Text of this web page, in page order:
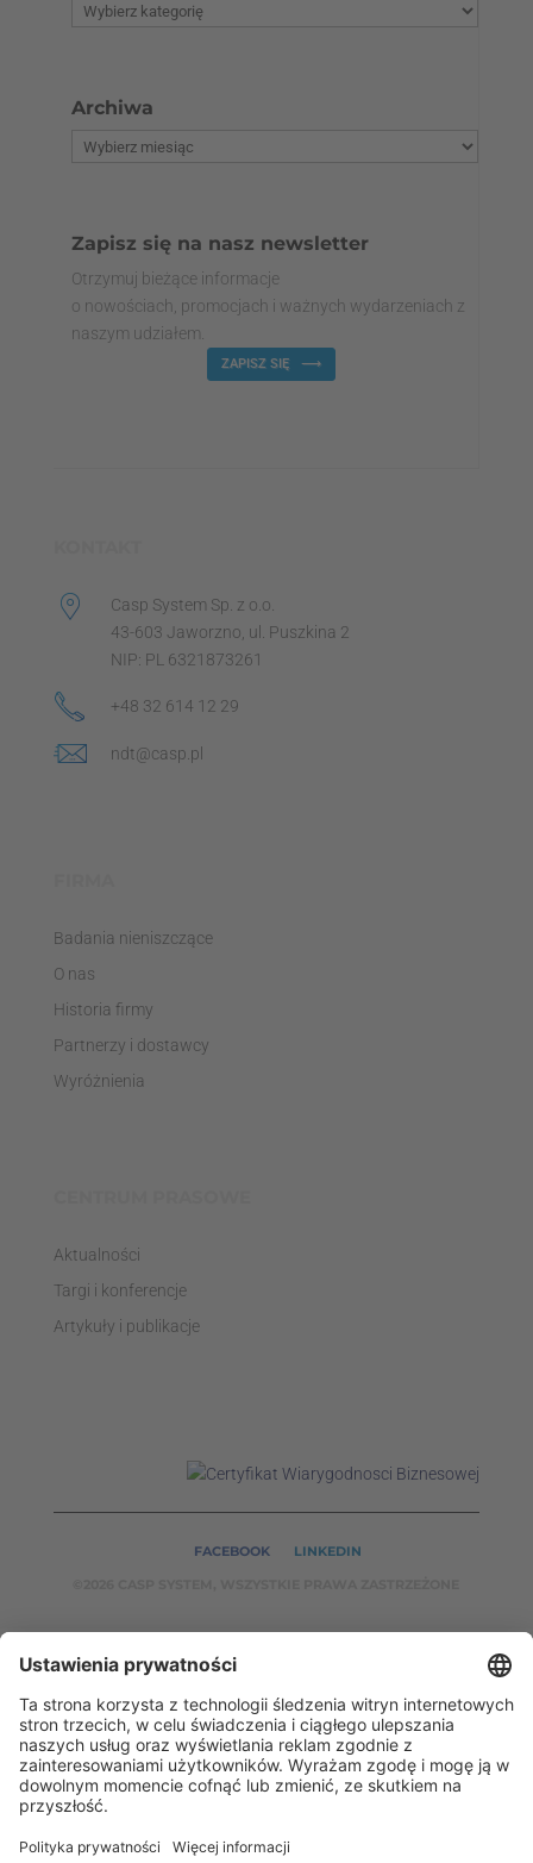
Archiwa
Zapisz się na nasz newsletter
Otrzymuj bieżące informacje
o nowościach, promocjach i ważnych wydarzeniach z
naszym udziałem.
ZAPISZ SIĘ
Casp System Sp. z o.o.
43-603 Jaworzno, ul. Puszkina 2
NIP: PL 6321873261
+48 32 614 12 29
ndt@casp.pl
Badania nieniszczące
O nas
Historia firmy
Partnerzy i dostawcy
Wyróżnienia
Aktualności
Targi i konferencje
Artykuły i publikacje
FACEBOOK
LINKEDIN
CASPSYSTEM.PL
AUTOMATYKA24.PL
WZORCENDT.P
L
BINAR24.PL EH24.PL
CASP System – Twój partner w dziedzinie Badań